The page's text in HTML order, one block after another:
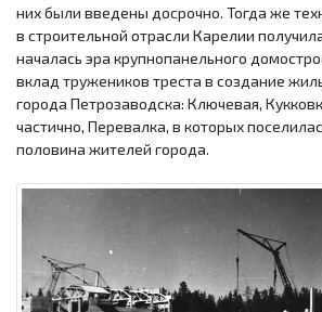
них были введены досрочно. Тогда же
в строительной отрасли Карелии
началась эра крупнопанельного
вклад тружеников треста в создание
города Петрозаводска: Ключевая,
частично, Перевалка, в которых
половина жителей города.